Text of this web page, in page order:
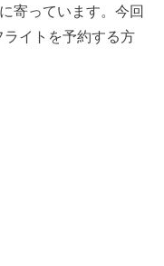
寄っています。今回
イトを予約する方